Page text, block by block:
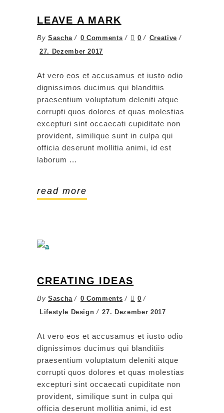
LEAVE A MARK
By Sascha 0 Comments 0
Creative
27. Dezember 2017
At vero eos et accusamus et iusto odio
dignissimos ducimus qui blanditiis
praesentium voluptatum deleniti atque
corrupti quos dolores et quas molestias
excepturi sint occaecati cupiditate non
provident, similique sunt in culpa qui
officia deserunt mollitia animi, id est
laborum
read more
CREATING IDEAS
By Sascha 0 Comments
0
Lifestyle Design
27. Dezember 2017
At vero eos et accusamus et iusto odio
dignissimos ducimus qui blanditiis
praesentium voluptatum deleniti atque
corrupti quos dolores et quas molestias
excepturi sint occaecati cupiditate non
provident, similique sunt in culpa qui
officia deserunt mollitia animi, id est